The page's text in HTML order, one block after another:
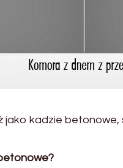
jako kadzie